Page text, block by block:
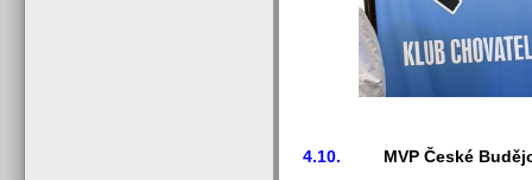
4.10.
MVP České